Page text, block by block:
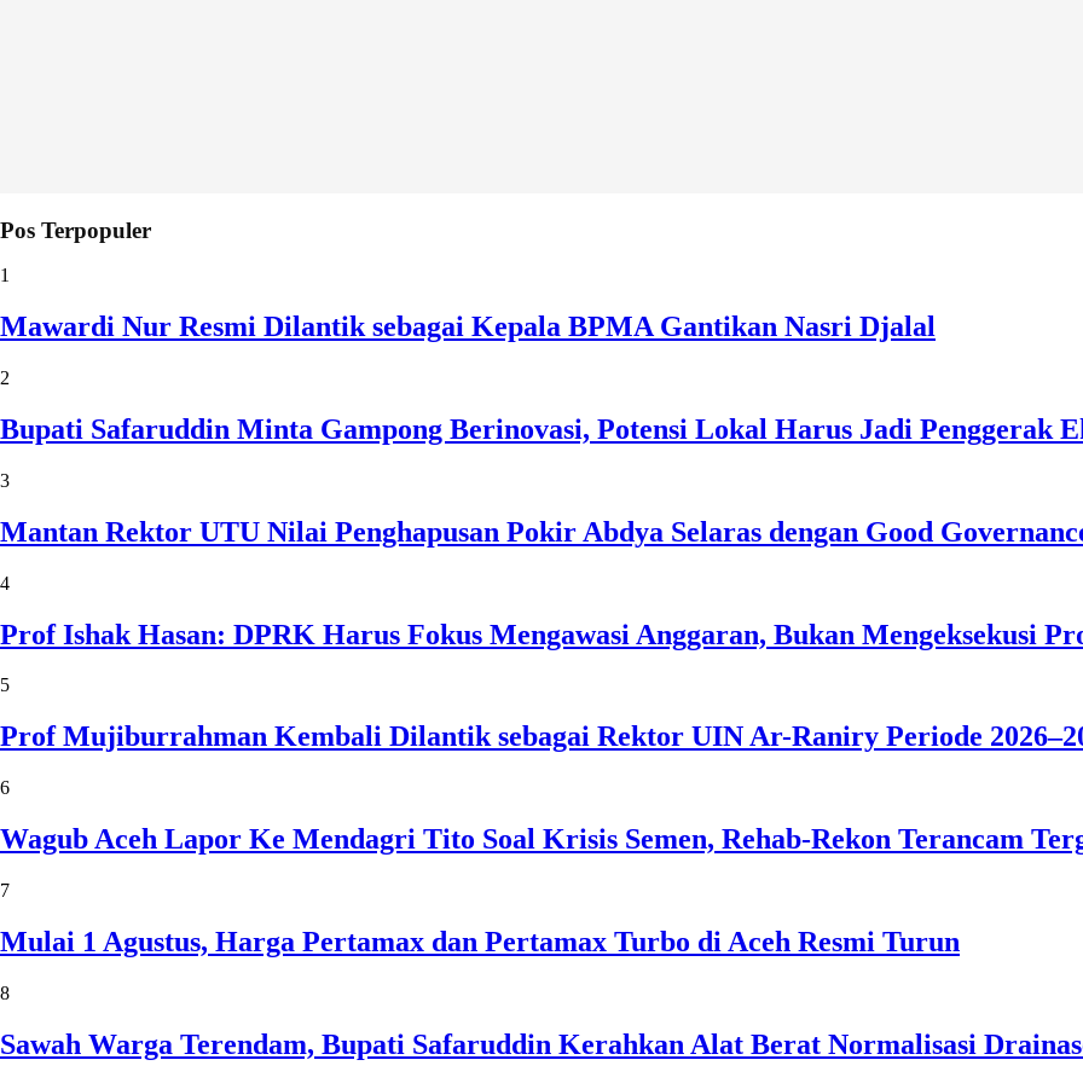
Pos Terpopuler
1
Mawardi Nur Resmi Dilantik sebagai Kepala BPMA Gantikan Nasri Djalal
2
Bupati Safaruddin Minta Gampong Berinovasi, Potensi Lokal Harus Jadi Penggerak
3
Mantan Rektor UTU Nilai Penghapusan Pokir Abdya Selaras dengan Good
4
Prof Ishak Hasan: DPRK Harus Fokus Mengawasi Anggaran, Bukan Mengeksekusi
5
Prof Mujiburrahman Kembali Dilantik sebagai Rektor UIN Ar-Raniry Periode
6
Wagub Aceh Lapor Ke Mendagri Tito Soal Krisis Semen, Rehab-Rekon Terancam
7
Mulai 1 Agustus, Harga Pertamax dan Pertamax Turbo di Aceh Resmi Turun
8
Sawah Warga Terendam, Bupati Safaruddin Kerahkan Alat Berat Normalisasi